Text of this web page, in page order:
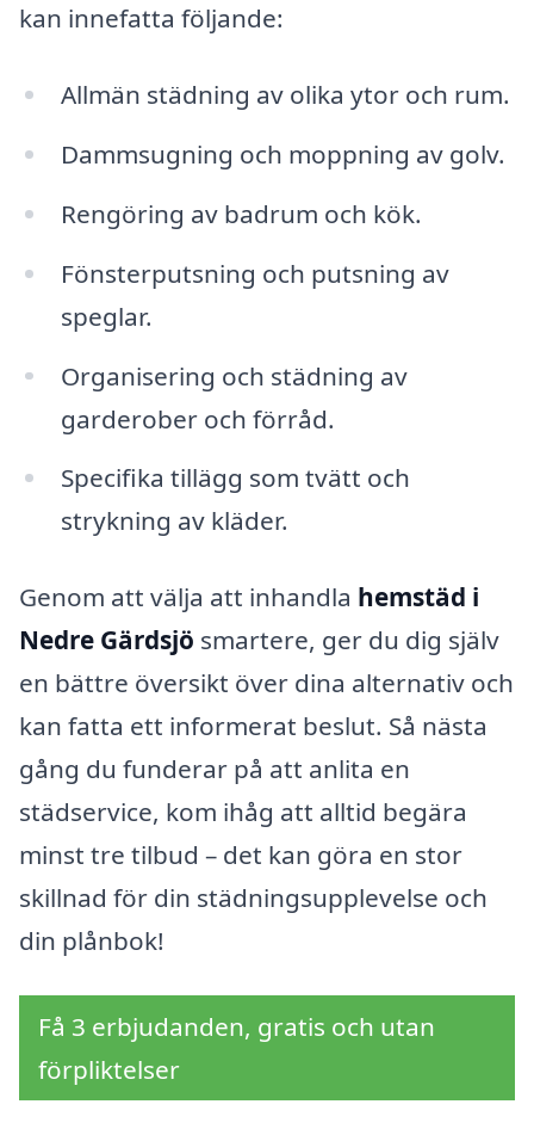
kan innefatta följande:
Allmän städning av olika ytor och rum.
Dammsugning och moppning av golv.
Rengöring av badrum och kök.
Fönsterputsning och putsning av
speglar.
Organisering och städning av
garderober och förråd.
Specifika tillägg som tvätt och
strykning av kläder.
Genom att välja att inhandla hemstäd i
Nedre Gärdsjö smartere, ger du dig själv
en bättre översikt över dina alternativ och
kan fatta ett informerat beslut. Så nästa
gång du funderar på att anlita en
städservice, kom ihåg att alltid begära
minst tre tilbud – det kan göra en stor
skillnad för din städningsupplevelse och
din plånbok!
Få 3 erbjudanden, gratis och utan
förpliktelser